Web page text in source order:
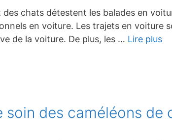
des chats détestent les balades en
en voiture. Les trajets en voiture
de la voiture. De plus, les … Lire plus
soin des caméléons de